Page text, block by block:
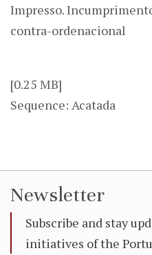
Impresso.
contra-ordenacional
[0.25 MB]
Sequence: Acatada
Newsletter
Subscribe and stay
initiatives of the